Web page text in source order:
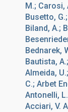
M.; Carosi,
Busetto,
Biland, A.;
Bednarek,
Bautista,
Almeida,
C.; Arbet
Antonelli,
Acciari, V.